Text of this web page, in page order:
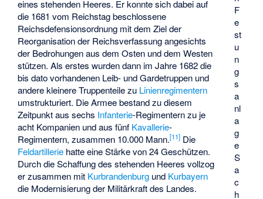
F
e
st
u
n
g
s
a
nl
a
g
e
S
a
c
h
eines stehenden Heeres. Er konnte sich dabei auf
die 1681 vom Reichstag beschlossene
Reichsdefensionsordnung mit dem Ziel der
Reorganisation der Reichsverfassung angesichts
der Bedrohungen aus dem Osten und dem Westen
stützen. Als erstes wurden dann im Jahre 1682 die
bis dato vorhandenen Leib- und Gardetruppen und
andere kleinere Truppenteile zu Linienregimentern
umstrukturiert. Die Armee bestand zu diesem
Zeitpunkt aus sechs Infanterie-Regimentern zu je
acht Kompanien und aus fünf Kavallerie-
Regimentern, zusammen 10.000 Mann.[11] Die
Feldartillerie hatte eine Stärke von 24 Geschützen.
Durch die Schaffung des stehenden Heeres vollzog
er zusammen mit Kurbrandenburg und Kurbayern
die Modernisierung der Militärkraft des Landes.